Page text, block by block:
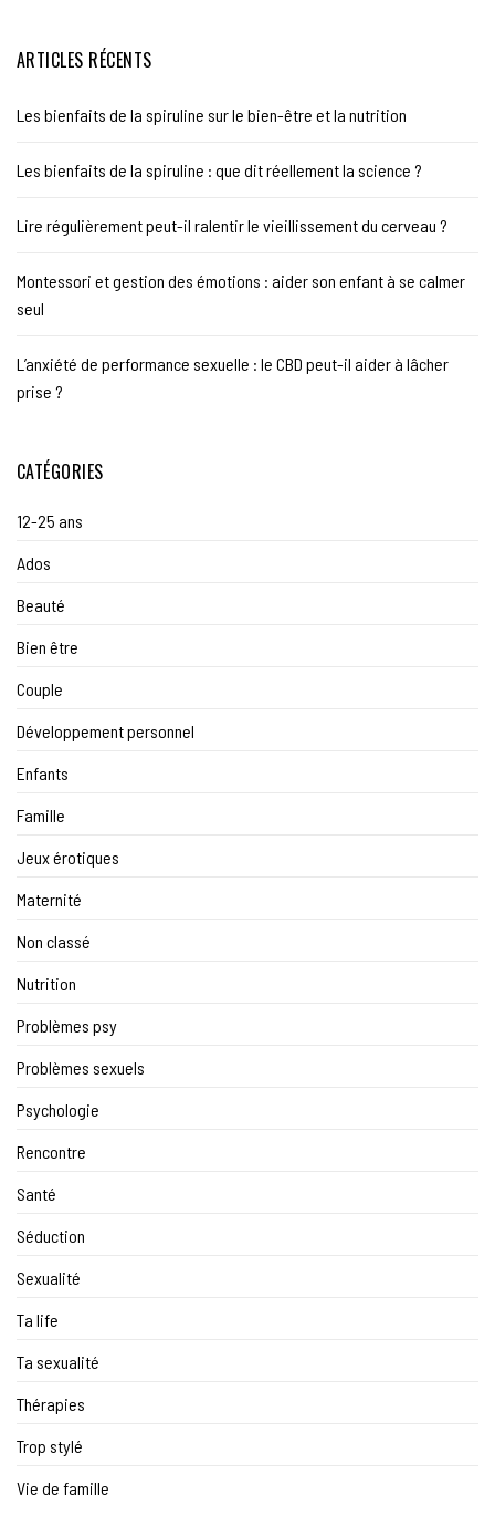
ARTICLES RÉCENTS
Les bienfaits de la spiruline sur le bien-être et la nutrition
Les bienfaits de la spiruline : que dit réellement la science ?
Lire régulièrement peut-il ralentir le vieillissement du cerveau ?
Montessori et gestion des émotions : aider son enfant à se calmer
seul
L’anxiété de performance sexuelle : le CBD peut-il aider à lâcher
prise ?
CATÉGORIES
12-25 ans
Ados
Beauté
Bien être
Couple
Développement personnel
Enfants
Famille
Jeux érotiques
Maternité
Non classé
Nutrition
Problèmes psy
Problèmes sexuels
Psychologie
Rencontre
Santé
Séduction
Sexualité
Ta life
Ta sexualité
Thérapies
Trop stylé
Vie de famille